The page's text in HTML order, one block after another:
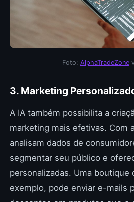
Foto: AlphaTradeZone
3. Marketing
A IA também possibilita a
marketing mais efetivas. Com
analisam dados de
segmentar seu público e
personalizadas. Uma boutique
exemplo, pode enviar e-mails